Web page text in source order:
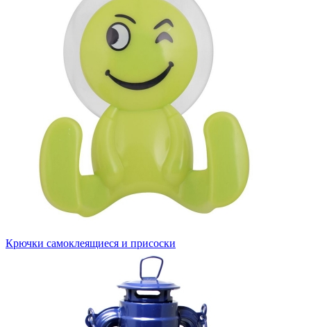
Крючки самоклеящиеся и присоски